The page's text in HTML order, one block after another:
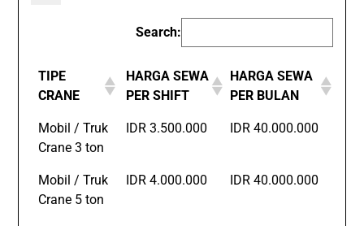
Search:
TIPE
CRANE
HARGA SEWA
PER SHIFT
HARGA SEWA
PER BULAN
Mobil / Truk
Crane 3 ton
IDR 3.500.000 IDR 40.000.000
Mobil / Truk
Crane 5 ton
IDR 4.000.000 IDR 40.000.000